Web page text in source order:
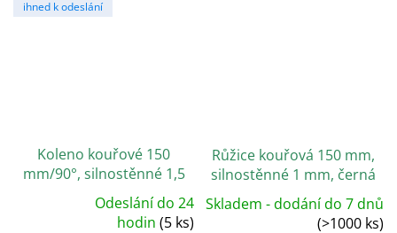
ihned k odeslání
Koleno kouřové 150
mm/90°, silnostěnné 1,5
mm, černé
Odeslání do 24
hodin(5 ks)
Růžice kouřová 150 mm,
silnostěnné 1 mm, černá
Skladem - dodání do 7 dnů
(>1000 ks)